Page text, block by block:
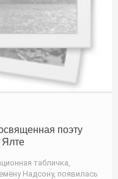
поэту
Ялте
табличка,
Надсону, появилась